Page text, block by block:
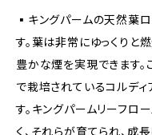
▪️キングパームの天然葉
す。葉は非常にゆっくりと
豊かな煙を実現できます
で栽培されているコルデ
す。キングパームリーフ
く、それらが育てられ、成